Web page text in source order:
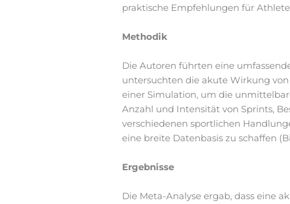
praktische Empfehlungen für
Methodik
Die Autoren führten eine
untersuchten die akute Wirkung
einer Simulation, um die
Anzahl und Intensität von Sprints,
verschiedenen sportlichen
eine breite Datenbasis zu schaffen
Ergebnisse
Die Meta-Analyse ergab, dass eine